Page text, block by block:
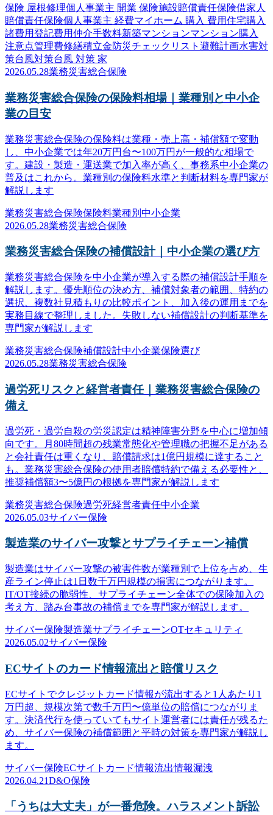
保険 屋根修理個人事業主 開業 保険施設賠償責任保険借家人
賠償責任保険個人事業主 経費マイホーム 購入 費用住宅購入
諸費用登記費用仲介手数料新築マンションマンション購入
注意点管理費修繕積立金防災チェックリスト 避難計画水害対
策台風対策台風 対策 家
2026.05.28業務災害総合保険
業務災害総合保険の保険料相場｜業種別と中小企
業の目安
業務災害総合保険の保険料は業種・売上高・補償額で変動
し、中小企業では年20万円台〜100万円が一般的な相場で
す。建設・製造・運送業で加入率が高く、事務系中小企業の
普及はこれから。業種別の保険料水準と判断材料を専門家が
解説します
業務災害総合保険保険料業種別 中小企業
2026.05.28業務災害総合保険
業務災害総合保険の補償設計｜中小企業の選び方
業務災害総合保険を中小企業が導入する際の補償設計手順を
解説します。優先順位の決め方、補償対象者の範囲、特約の
選択、複数社見積もりの比較ポイント、加入後の運用までを
実務目線で整理しました。失敗しない補償設計の判断基準を
専門家が解説します
業務災害総合保険補償設計中小企業保険選び
2026.05.28業務災害総合保険
過労死リスクと経営者責任｜業務災害総合保険の
備え
過労死・過労自殺の労災認定は精神障害分野を中心に増加傾
向です。月80時間超の残業常態化や管理職の把握不足がある
と会社責任は重くなり、賠償請求は1億円規模に達すること
も。業務災害総合保険の使用者賠償特約で備える必要性と、
推奨補償額3〜5億円の根拠を専門家が解説します
業務災害総合保険過労死経営者責任中小企業
2026.05.03サイバー保険
製造業のサイバー攻撃とサプライチェーン補償
製造業はサイバー攻撃の被害件数が業種別で上位を占め、生
産ライン停止は1日数千万円規模の損害につながります。
IT/OT接続の脆弱性、サプライチェーン全体での保険加入の
考え方、踏み台事故の補償までを専門家が解説します。
サイバー保険製造業サプライチェーンOTセキュリティ
2026.05.02サイバー保険
ECサイトのカード情報流出と賠償リスク
ECサイトでクレジットカード情報が流出すると1人あたり1
万円超、規模次第で数千万円〜億単位の賠償につながりま
す。決済代行を使っていてもサイト運営者には責任が残るた
め、サイバー保険の補償範囲と平時の対策を専門家が解説し
ます。
サイバー保険ECサイト カード情報流出情報漏洩
2026.04.21D&O保険
「うちは大丈夫」が一番危険。ハラスメント訴訟